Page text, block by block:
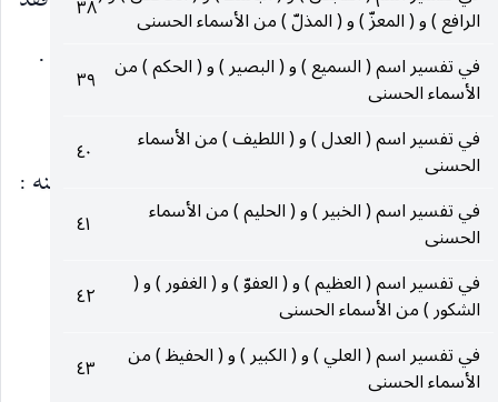
الرافع ) و ( المعزّ ) و ( المذلّ ) من الأسماء الحسنى
٣٨
في تفسير اسم ( السميع ) و ( البصير ) و ( الحكم ) من
الأسماء الحسنى
٣٩
في تفسير اسم ( العدل ) و ( اللطيف ) من الأسماء
الحسنى
٤٠
في تفسير اسم ( الخبير ) و ( الحليم ) من الأسماء
الحسنى
٤١
في تفسير اسم ( العظيم ) و ( العفوّ ) و ( الغفور ) و (
الشكور ) من الأسماء الحسنى
٤٢
في تفسير اسم ( العلي ) و ( الكبير ) و ( الحفيظ ) من
الأسماء الحسنى
٤٣
وفى عدد ما اُمر به . وقيل : وفّى بمعنى وفى ولكنه أوكد .
الديّان :
الذي يجزي العباد بأعمالهم ، والدين : الجزاء ، ومنه :
كما تدين تدان ،
___________________________
(٢٢٢) النمل ٢٧ : ٦٢ .